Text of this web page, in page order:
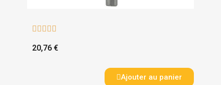
    
20,76 €
Ajouter au panier